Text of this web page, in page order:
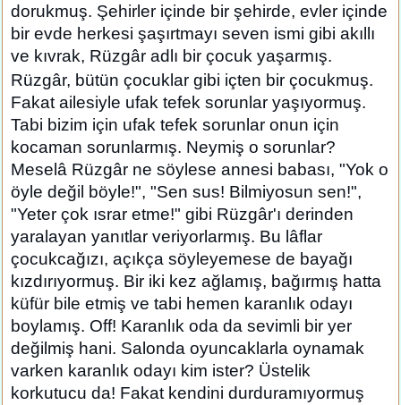
dorukmuş. Şehirler içinde bir şehirde, evler içinde
bir evde herkesi şaşırtmayı seven ismi gibi akıllı
ve kıvrak, Rüzgâr adlı bir çocuk yaşarmış.
Rüzgâr, bütün çocuklar gibi içten bir çocukmuş.
Fakat ailesiyle ufak tefek sorunlar yaşıyormuş.
Tabi bizim için ufak tefek sorunlar onun için
kocaman sorunlarmış. Neymiş o sorunlar?
Meselâ Rüzgâr ne söylese annesi babası, "Yok o
öyle değil böyle!", "Sen sus! Bilmiyosun sen!",
"Yeter çok ısrar etme!" gibi Rüzgâr'ı derinden
yaralayan yanıtlar veriyorlarmış. Bu lâflar
çocukcağızı, açıkça söyleyemese de bayağı
kızdırıyormuş. Bir iki kez ağlamış, bağırmış hatta
küfür bile etmiş ve tabi hemen karanlık odayı
boylamış. Off! Karanlık oda da sevimli bir yer
değilmiş hani. Salonda oyuncaklarla oynamak
varken karanlık odayı kim ister? Üstelik
korkutucu da! Fakat kendini durduramıyormuş